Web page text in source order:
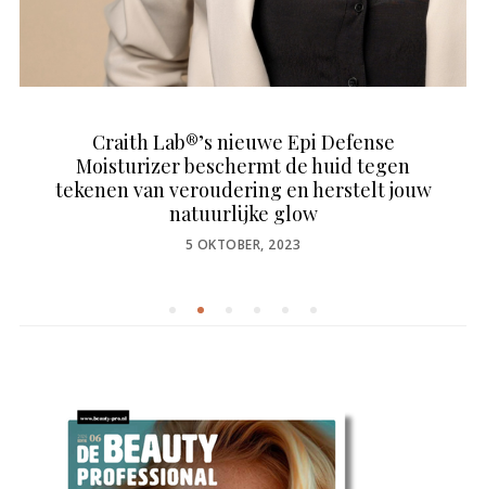
Craith Lab®’s nieuwe Epi Defense
Moisturizer beschermt de huid tegen
tekenen van veroudering en herstelt jouw
natuurlijke glow
POSTED
5 OKTOBER, 2023